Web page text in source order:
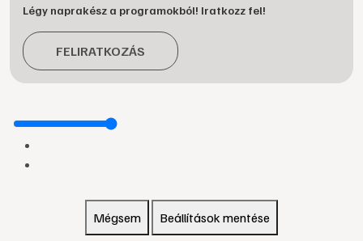
Légy naprakész a programokból! Iratkozz fel!
FELIRATKOZÁS
Mégsem Beállítások mentése